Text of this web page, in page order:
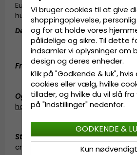
Europa kom sammen i Göteborg
hundrede år siden.
Detaljeinformation:
Fremstillet af100 procent
Fremstillet af: 100 procent
Også kendt som (AKA): fedora
hat
fedorahat,solhat
Størrelsesinformation:Medium -
cm. X-Large - 61 cm.
Vi bruger cookies til at give
shoppingoplevelse,
og for at holde vores
pålidelige og sikre. Til dette
indsamler vi oplysninger om
design og deres enheder.
Klik på "Godkende & luk",
cookies eller vælg, hvilke
tillader, og hvilke du vil slå fra
på "Indstillinger" nedenfor.
Kun nødvendigt
GODKENDE &